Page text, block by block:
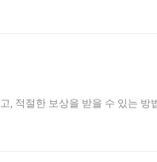
적절한 보상을 받을 수 있는 방